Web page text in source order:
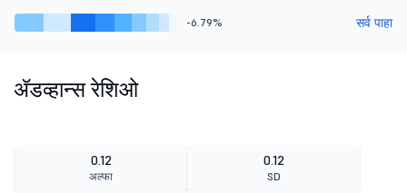
-6.79% सर्व पाहा
ॲडव्हान्स रेशिओ
0.12
अल्फा
0.12
SD